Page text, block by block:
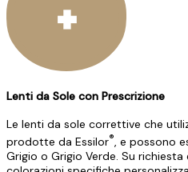
Lenti da Sole con Prescrizione
Le lenti da sole correttive che
prodotte da Essilor®, e possono
Grigio o Grigio Verde. Su richiesta